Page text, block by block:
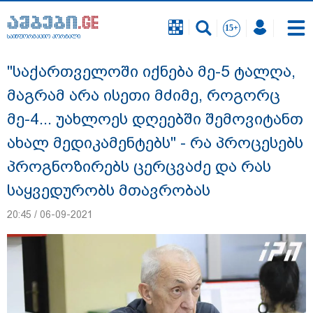
საინფორმაციო პორტალი
გიგა ავალიანის საქმეზე ნია იმნაძეს და
ანასტასია ბერუაშვილს ბრალდება
წარუდგინეს
საინფორმაციო პორტალი
"საქართველოში იქნება მე-5 ტალღა,
მაგრამ არა ისეთი მძიმე, როგორც
მე-4... უახლოეს დღეებში შემოვიტანთ
ახალ მედიკამენტებს" - რა პროცესებს
პროგნოზირებს ცერცვაძე და რას
საყვედურობს მთავრობას
20:45 / 06-09-2021